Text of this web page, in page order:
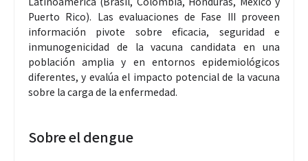
Puerto Rico). Las evaluaciones de Fase III proveen
información pivote sobre eficacia, seguridad e
inmunogenicidad de la vacuna candidata en una
población amplia y en entornos epidemiológicos
diferentes, y evalúa el impacto potencial de la vacuna
sobre la carga de la enfermedad.
Sobre el dengue